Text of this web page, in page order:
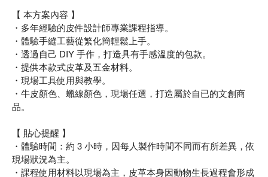
【 本方案內容 】
・多年經驗的皮件設計師專業課程指導。
・體驗手縫工藝從繁化簡輕鬆上手。
・透過自己 DIY 手作，打造具有手感溫度的包款。
・提供本款式皮革及五金材料。
・現場工具使用與教學。
・牛皮顏色、蠟線顏色，現場任選，打造屬於自已的文創商
品。
【 貼心提醒 】
・體驗時間：約 3 小時，因每人製作時間不同而有所差異，依
現場狀況為主。
・課程使用材料以現場為主，皮革本身因動物生長過程會形成